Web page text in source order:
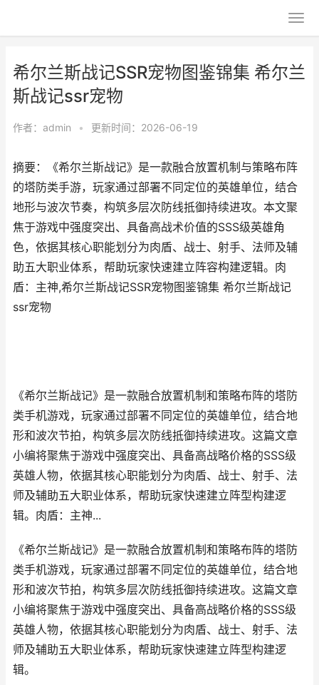
希尔兰斯战记SSR宠物图鉴锦集 希尔兰
斯战记ssr宠物
作者： admin • 更新时间：2026-06-19
摘要：《希尔兰斯战记》是一款融合放置机制与策略布阵
的塔防类手游，玩家通过部署不同定位的英雄单位，结合
地形与波次节奏，构筑多层次防线抵御持续进攻。本文聚
焦于游戏中强度突出、具备高战术价值的SSS级英雄角
色，依据其核心职能划分为肉盾、战士、射手、法师及辅
助五大职业体系，帮助玩家快速建立阵容构建逻辑。肉
盾：主神,希尔兰斯战记SSR宠物图鉴锦集 希尔兰斯战记
ssr宠物
《希尔兰斯战记》是一款融合放置机制和策略布阵的塔防
类手机游戏，玩家通过部署不同定位的英雄单位，结合地
形和波次节拍，构筑多层次防线抵御持续进攻。这篇文章
小编将聚焦于游戏中强度突出、具备高战略价格的SSS级
英雄人物，依据其核心职能划分为肉盾、战士、射手、法
师及辅助五大职业体系，帮助玩家快速建立阵型构建逻
辑。肉盾：主神...
《希尔兰斯战记》是一款融合放置机制和策略布阵的塔防
类手机游戏，玩家通过部署不同定位的英雄单位，结合地
形和波次节拍，构筑多层次防线抵御持续进攻。这篇文章
小编将聚焦于游戏中强度突出、具备高战略价格的SSS级
英雄人物，依据其核心职能划分为肉盾、战士、射手、法
师及辅助五大职业体系，帮助玩家快速建立阵型构建逻
辑。